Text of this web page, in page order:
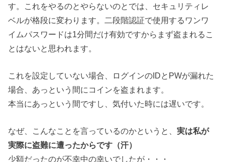
す。これをやるのとやらないのとでは、セキュリティレ
ベルが格段に変わります。二段階認証で使用するワンワ
イムパスワードは1分間だけ有効ですからまず盗まれるこ
とはないと思われます。
これを設定していない場合、ログインのIDとPWが漏れた
場合、あっという間にコインを盗まれます。
本当にあっという間ですし、気付いた時には遅いです。
なぜ、こんなことを言っているのかというと、実は私が
実際に盗難に遭ったからです（汗）
少額だったのが不幸中の幸いでしたが・・・